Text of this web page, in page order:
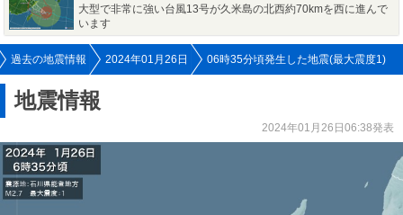
大型で非常に強い台風13号が久米島の北西約70kmを西に進んで
います
過去の地震情報 2024年01月26日 06時35分頃発生した地震(最大震度1)
地震情報
2024年01月26日06:38発表